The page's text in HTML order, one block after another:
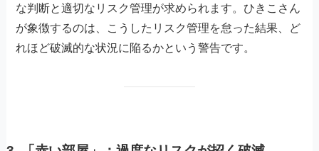
な判断と適切なリスク管理が求められます。ひきこさん
が象徴するのは、こうしたリスク管理を怠った結果、ど
れほど破滅的な状況に陥るかという警告です。